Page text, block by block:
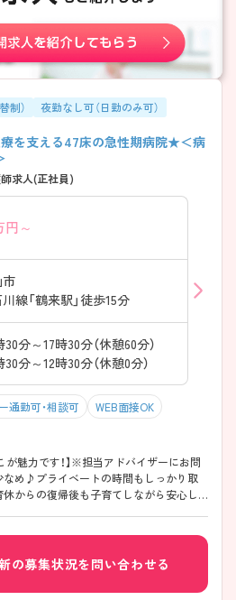
制） 夜勤なし可（日勤のみ可）
療を支える47床の急性期病院★＜病
求人(正社員)
円～
線「鶴来駅」徒歩15分
分～17時30分（休憩60分）
分～12時30分（休憩0分）
通勤可・相談可 WEB面接OK
が魅力です！】※担当アドバイザーにお問
め♪プライベートの時間もしっかり取
休からの復帰後も子育てしながら安心し
の募集状況を問い合わせる